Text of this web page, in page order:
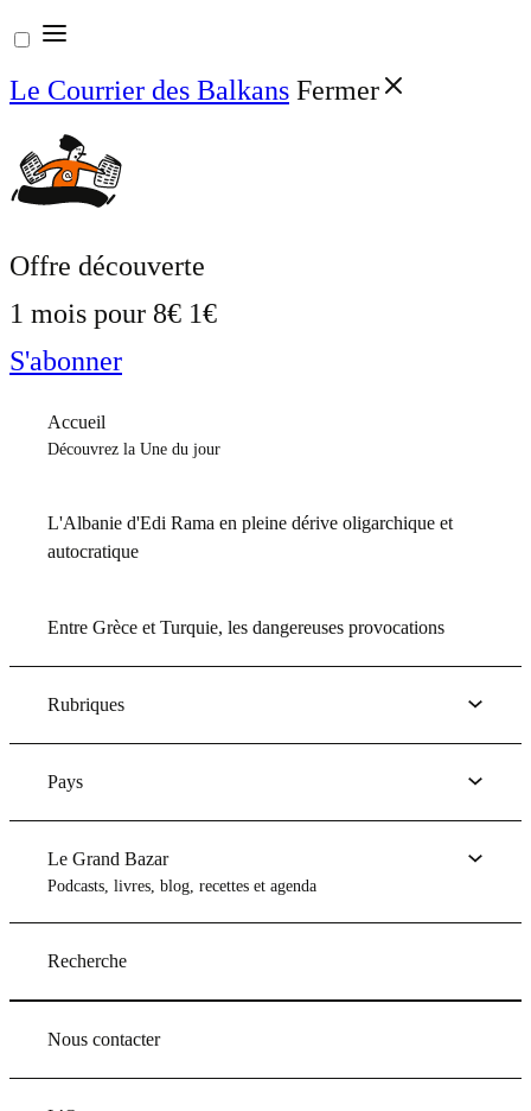
Aller
au
contenu
Le Courrier des Balkans Fermer
Offre découverte
1 mois pour 8€ 1€
S'abonner
Accueil
Découvrez la Une du jour
L'Albanie d'Edi Rama en pleine dérive oligarchique et
autocratique
Entre Grèce et Turquie, les dangereuses provocations
Rubriques
Pays
Le Grand Bazar
Podcasts, livres, blog, recettes et agenda
Recherche
Nous contacter